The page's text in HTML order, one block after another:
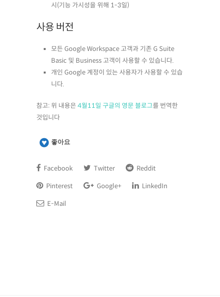
시(기능 가시성을 위해 1-3일)
사용 버전
모든 Google Workspace 고객과 기존 G Suite
Basic 및 Business 고객이 사용할 수 있습니다.
개인 Google 계정이 있는 사용자가 사용할 수 있습
니다.
참고: 위 내용은 4월11일 구글의 영문 블로그를 번역한
것입니다
좋아요
Facebook Twitter Reddit
Pinterest Google+ LinkedIn
E-Mail